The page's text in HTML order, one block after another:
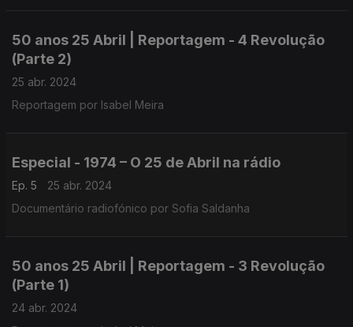
50 anos 25 Abril | Reportagem - 4 Revolução
(Parte 2)
25 abr. 2024
Reportagem por Isabel Meira
Especial - 1974 – O 25 de Abril na rádio
Ep. 5
25 abr. 2024
Documentário radiofónico por Sofia Saldanha
50 anos 25 Abril | Reportagem - 3 Revolução
(Parte 1)
24 abr. 2024